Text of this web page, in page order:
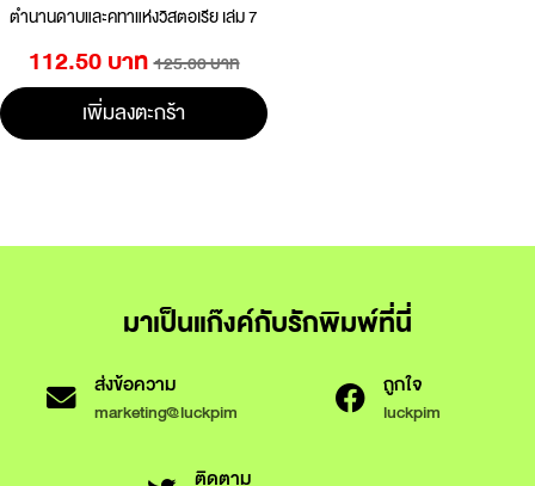
ตำนานดาบและคทาแห่งวิสตอเรีย เล่ม 7
112.50 บาท 125.00 บาท
เพิ่มลงตะกร้า
มาเป็นแก๊งค์กับรักพิมพ์ที่นี่
ส่งข้อความ
marketing@luckpim
ถูกใจ
luckpim
ติดตาม